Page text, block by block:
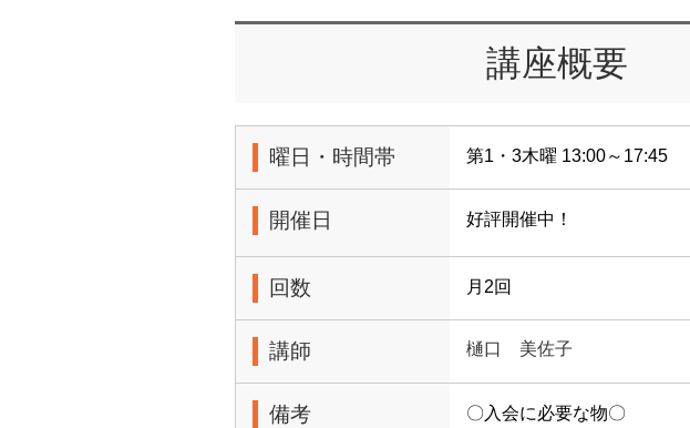
講座概要
曜日・時間帯 第1・3木曜 13:00～17:45
開催日 好評開催中！
回数 月2回
講師 樋口 美佐子
備考
〇入会に必要な物〇